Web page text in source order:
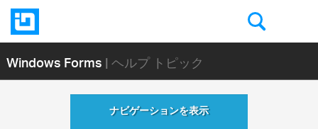
Windows Forms| ヘルプ トピック
ナビゲーションを表示